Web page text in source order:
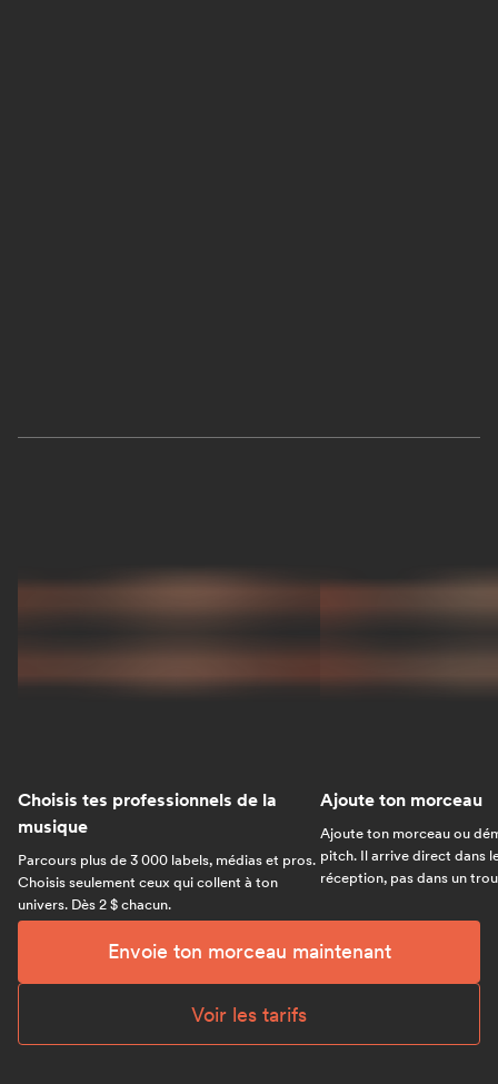
Choisis tes professionnels de la
musique
Parcours plus de 3 000 labels, médias et pros.
Choisis seulement ceux qui collent à ton
univers. Dès 2 $ chacun.
Ajoute ton morceau
Ajoute ton morceau ou
pitch. Il arrive direct dans
réception, pas dans un
Envoie ton morceau maintenant
Voir les tarifs